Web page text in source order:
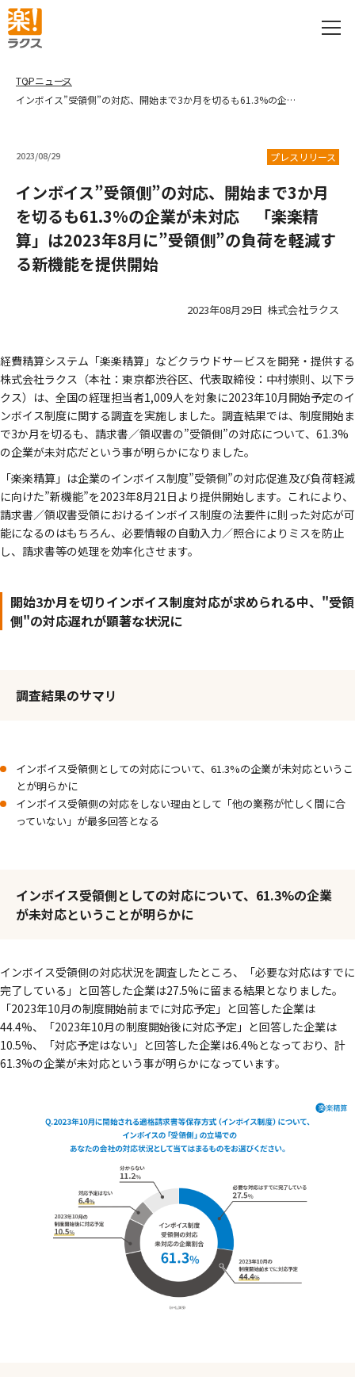
TOPニュース
インボイス”受領側”の対応、開始まで3か月を切るも61.3%の企業が未対応 「楽楽精算」は2023年8月に”受領側”の負荷を軽減する新機能を提供開始
2023/08/29 プレスリリース
インボイス”受領側”の対応、開始まで3か月
を切るも61.3%の企業が未対応 「楽楽精
算」は2023年8月に”受領側”の負荷を軽減す
る新機能を提供開始
2023年08月29日 株式会社ラクス
経費精算システム「楽楽精算」などクラウドサービスを開発・提供する
株式会社ラクス（本社：東京都渋谷区、代表取締役：中村崇則、以下ラ
クス）は、全国の経理担当者1,009人を対象に2023年10月開始予定のイ
ンボイス制度に関する調査を実施しました。調査結果では、制度開始ま
で3か月を切るも、請求書／領収書の”受領側”の対応について、61.3%
の企業が未対応だという事が明らかになりました。
「楽楽精算」は企業のインボイス制度”受領側”の対応促進及び負荷軽減
に向けた”新機能”を2023年8月21日より提供開始します。これにより、
請求書／領収書受領におけるインボイス制度の法要件に則った対応が可
能になるのはもちろん、必要情報の自動入力／照合によりミスを防止
し、請求書等の処理を効率化させます。
開始3か月を切りインボイス制度対応が求められる中、"受領
側"の対応遅れが顕著な状況に
調査結果のサマリ
インボイス受領側としての対応について、61.3%の企業が未対応というこ
とが明らかに
インボイス受領側の対応をしない理由として「他の業務が忙しく間に合
っていない」が最多回答となる
インボイス受領側としての対応について、61.3%の企業
が未対応ということが明らかに
インボイス受領側の対応状況を調査したところ、「必要な対応はすでに
完了している」と回答した企業は27.5%に留まる結果となりました。
「2023年10月の制度開始前までに対応予定」と回答した企業は
44.4%、「2023年10月の制度開始後に対応予定」と回答した企業は
10.5%、「対応予定はない」と回答した企業は6.4%となっており、計
61.3%の企業が未対応という事が明らかになっています。